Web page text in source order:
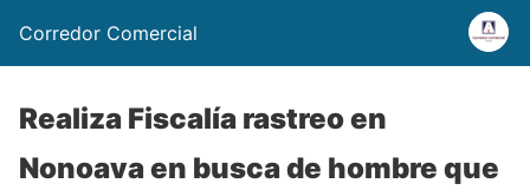
Corredor Comercial
Realiza Fiscalía rastreo en
Nonoava en busca de hombre que